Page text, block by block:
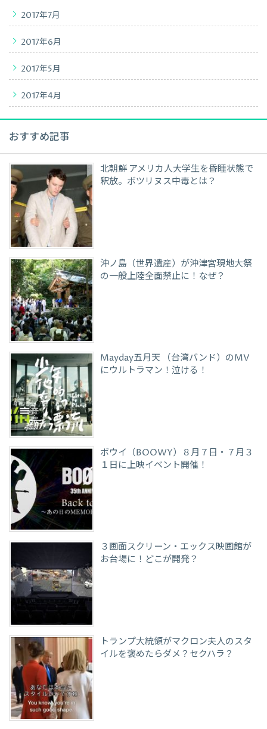
2017年7月
2017年6月
2017年5月
2017年4月
おすすめ記事
北朝鮮 アメリカ人大学生を昏睡状態で
釈放。ボツリヌス中毒とは？
沖ノ島（世界遺産）が沖津宮現地大祭
の一般上陸全面禁止に！なぜ？
Mayday五月天 （台湾バンド）のMV
にウルトラマン！泣ける！
ボウイ（BOOWY）８月７日・７月３
１日に上映イベント開催！
３画面スクリーン・エックス映画館が
お台場に！どこが開発？
トランプ大統領がマクロン夫人のスタ
イルを褒めたらダメ？セクハラ？